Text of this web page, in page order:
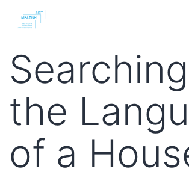
Inhalt
the
of a